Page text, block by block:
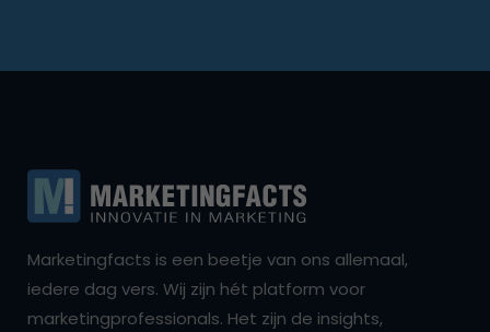
Marketingfacts is een beetje van ons allemaal,
iedere dag vers. Wij zijn hét platform voor
marketingprofessionals. Het zijn de insights,